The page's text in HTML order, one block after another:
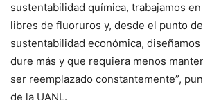
sustentabilidad química, trabajamos
libres de fluoruros y, desde el punto
sustentabilidad económica,
dure más y que requiera menos
ser reemplazado constantemente”,
de la UANL.